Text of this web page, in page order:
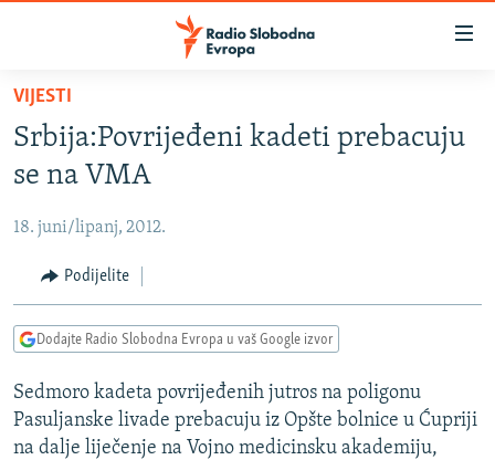
Pređite
glavni
sadržaj
na
navigaciju
Pređite
na
VIJESTI
BOSNA I HERCEGOVINA
KOSOVO
CRNA GORA
VIDEO
FOTOGALERIJE
INFOGRAFIKE
PODCASTI
RAT U UKRAJINI
KINA NA BALKANU
VIJESTI
Srbija:Povrijeđeni kadeti prebacuju
se na VMA
18. juni/lipanj, 2012.
Podijelite
Dodajte Radio Slobodna Evropa u vaš Google izvor
Sedmoro kadeta povrijeđenih jutros na poligonu
Pasuljanske livade prebacuju iz Opšte bolnice u Ćupriji
na dalje liječenje na Vojno medicinsku akademiju,